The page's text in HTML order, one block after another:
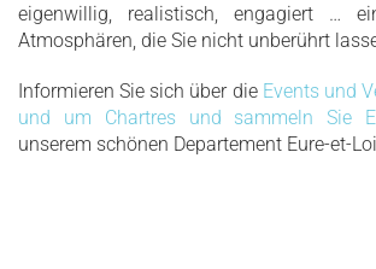
eigenwillig, realistisch, engagiert …
Atmosphären, die Sie nicht unberührt
Informieren Sie sich über die Events und
und um Chartres und sammeln Sie
unserem schönen Departement Eure-et-